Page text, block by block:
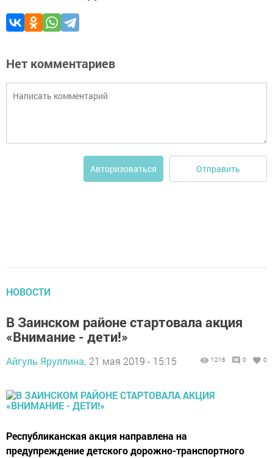
Нет комментариев
Авторизоваться Отправить
НОВОСТИ
В Заинском районе стартовала акция
«Внимание - дети!»
Айгуль Яруллина, 21 мая 2019 - 15:15 1216 0 0
Республиканская акция направлена на
предупреждение детского дорожно-транспортного